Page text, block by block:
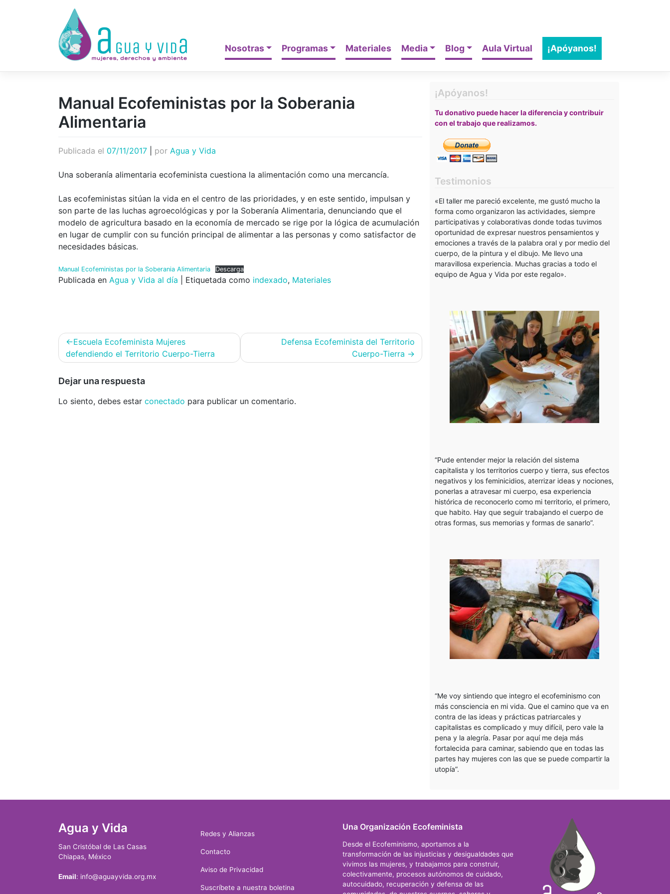
Nosotras Programas Materiales Media Blog Aula Virtual ¡Apóyanos!
Manual Ecofeministas por la Soberania
Alimentaria
Publicada el 07/11/2017 por Agua y Vida
Una soberanía alimentaria ecofeminista cuestiona la alimentación como una mercancía.
Las ecofeministas sitúan la vida en el centro de las prioridades, y en este sentido, impulsan y
son parte de las luchas agroecológicas y por la Soberanía Alimentaria, denunciando que el
modelo de agricultura basado en la economía de mercado se rige por la lógica de acumulación
en lugar de cumplir con su función principal de alimentar a las personas y como satisfactor de
necesidades básicas.
Manual Ecofeministas por la Soberania Alimentaria Descarga
Publicada en Agua y Vida al día Etiquetada como indexado, Materiales
Navegación
de
Escuela Ecofeminista Mujeres
defendiendo el Territorio Cuerpo-Tierra
Defensa Ecofeminista del Territorio
Cuerpo-Tierra
Dejar una respuesta
Lo siento, debes estar conectado para publicar un comentario.
¡Apóyanos!
Tu donativo puede hacer la diferencia y contribuir
con el trabajo que realizamos.
Testimonios
«El taller me pareció excelente, me gustó mucho la
forma como organizaron las actividades, siempre
participativas y colaborativas donde todas tuvimos
oportunidad de expresar nuestros pensamientos y
emociones a través de la palabra oral y por medio del
cuerpo, de la pintura y el dibujo. Me llevo una
maravillosa experiencia. Muchas gracias a todo el
equipo de Agua y Vida por este regalo».
“Pude entender mejor la relación del sistema
capitalista y los territorios cuerpo y tierra, sus efectos
negativos y los feminicidios, aterrizar ideas y nociones,
ponerlas a atravesar mi cuerpo, esa experiencia
histórica de reconocerlo como mi territorio, el primero,
que habito. Hay que seguir trabajando el cuerpo de
otras formas, sus memorias y formas de sanarlo”.
“Me voy sintiendo que integro el ecofeminismo con
más consciencia en mi vida. Que el camino que va en
contra de las ideas y prácticas patriarcales y
capitalistas es complicado y muy difícil, pero vale la
pena y la alegría. Pasar por aquí me deja más
fortalecida para caminar, sabiendo que en todas las
partes hay mujeres con las que se puede compartir la
utopía”.
Agua y Vida
San Cristóbal de Las Casas
Chiapas, México
Email: info@aguayvida.org.mx
Redes y Alianzas
Contacto
Aviso de Privacidad
Suscríbete a nuestra boletina
Una Organización Ecofeminista
Desde el Ecofeminismo, aportamos a la
transformación de las injusticias y desigualdades que
vivimos las mujeres, y trabajamos para construir,
colectivamente, procesos autónomos de cuidado,
autocuidado, recuperación y defensa de las